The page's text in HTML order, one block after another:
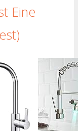
Eine